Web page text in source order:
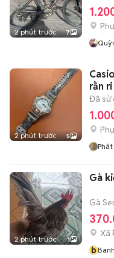
2 phút trước 7
2 phút trước 5
rằn ri
Đã sử
2 phút trước 1
Gà
Gà
Xã
bBanh